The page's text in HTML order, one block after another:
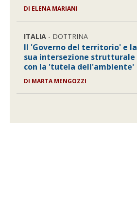
DI ELENA MARIANI
ITALIA - DOTTRINA
Il 'Governo del territorio' e la
sua intersezione strutturale
con la 'tutela dell'ambiente'
DI MARTA MENGOZZI